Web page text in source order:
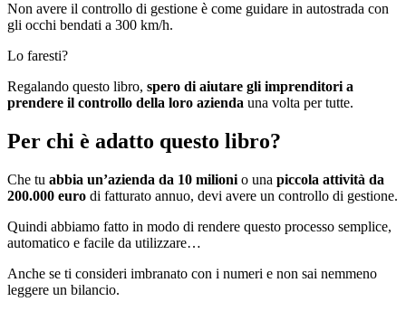
Non avere il controllo di gestione è come guidare in autostrada con
gli occhi bendati a 300 km/h.
Lo faresti?
Regalando questo libro, spero di aiutare gli imprenditori a
prendere il controllo della loro azienda una volta per tutte.
Per chi è adatto questo libro?
Che tu abbia un’azienda da 10 milioni o una piccola attività da
200.000 euro di fatturato annuo, devi avere un controllo di gestione.
Quindi abbiamo fatto in modo di rendere questo processo semplice,
automatico e facile da utilizzare…
Anche se ti consideri imbranato con i numeri e non sai nemmeno
leggere un bilancio.